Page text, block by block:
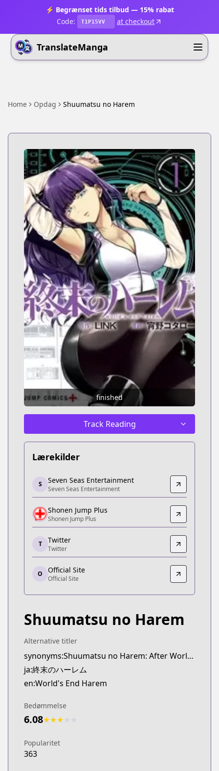
⚡ Begrænset tids tilbud — 15% rabat
Code:
T1P15VV at checkout
TranslateManga
Home Opdag Shuumatsu no Harem
finished
Track Reading
Lærekilder
Seven Seas Entertainment
Seven Seas Entertainment
https://sevenseasentertainment.com/series/
Shonen Jump Plus
Shonen Jump Plus
https://shonenjumpplus.com/episode/
Twitter
Twitter
https://twitter.com/harem_official_
Official Site
Official Site
S Seven Seas Entertainment
Seven Seas Entertainment
Shonen Jump Plus
Shonen Jump Plus
T Twitter
Twitter
O Official Site
Official Site
Shuumatsu no Harem
Alternative titler
synonyms:Shuumatsu no Harem: After World,World's End Harem: After World
ja:終末のハーレム
en:World's End Harem
Bedømmelse
6.08★★★
Popularitet
363